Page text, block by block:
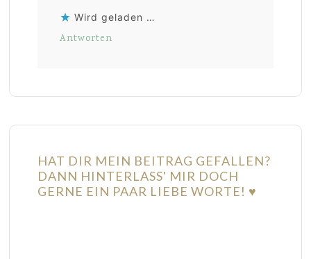
Wird geladen …
Antworten
HAT DIR MEIN BEITRAG GEFALLEN?
DANN HINTERLASS' MIR DOCH
GERNE EIN PAAR LIEBE WORTE! ♥